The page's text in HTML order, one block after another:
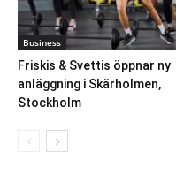
Business
Friskis & Svettis öppnar ny
anläggning i Skärholmen,
Stockholm